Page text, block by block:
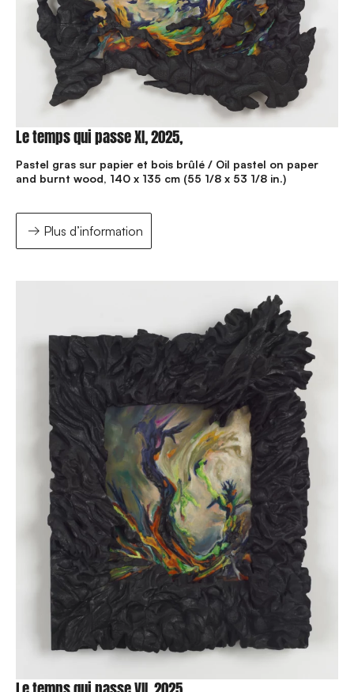
Le temps qui passe XI, 2025,
Pastel gras sur papier et bois brûlé / Oil pastel on paper
and burnt wood, 140 x 135 cm (55 1/8 x 53 1/8 in.)
Plus d’information